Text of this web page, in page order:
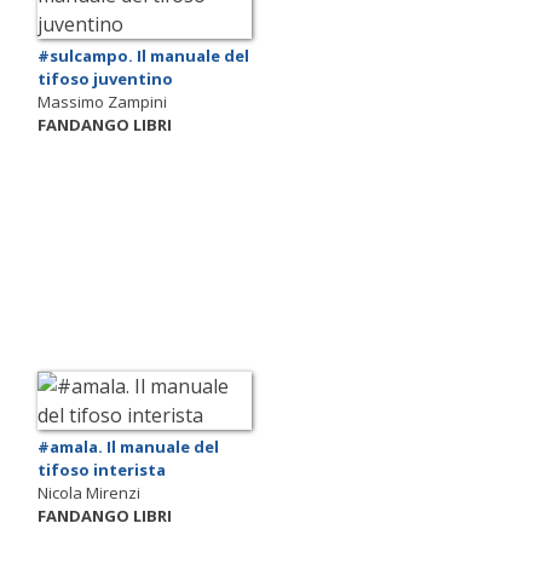
#sulcampo. Il manuale del
tifoso juventino
Massimo Zampini
FANDANGO LIBRI
#amala. Il manuale del
tifoso interista
Nicola Mirenzi
FANDANGO LIBRI